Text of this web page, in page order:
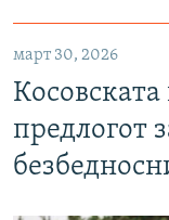
март 30, 2026
предлогот